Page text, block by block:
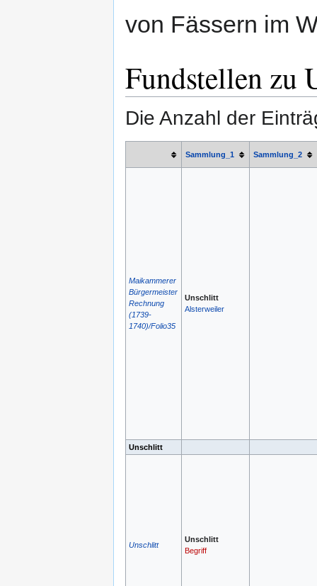
von Fässern im
Fundstellen zu
Die Anzahl der
Sammlung_1 Sammlung_2
Maikammerer
Bürgermeister
Rechnung
(1739-
1740)/Folio35
Unschlitt
Alsterweiler
Unschlitt
Unschlitt
Unschlitt
Begriff